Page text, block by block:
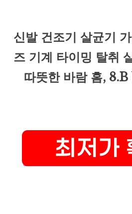
신발 건조기 살균기
즈 기계 타이밍 탈취
따뜻한 바람 홈,